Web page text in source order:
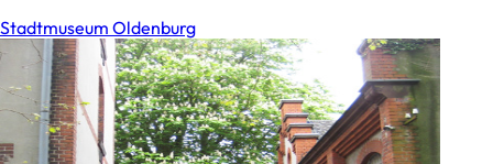
Stadtmuseum Oldenburg